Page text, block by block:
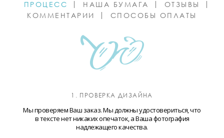
ПРОЦЕСС НАША БУМАГА
ОТЗЫВЫ
КОММЕНТАРИИ
СПОСОБЫ ОПЛАТЫ
1. ПРОВЕРКА ДИЗАЙНА
Мы проверяем Ваш заказ. Мы должны удостовериться, что
в тексте нет никаких опечаток, а Ваша фотография
надлежащего качества.